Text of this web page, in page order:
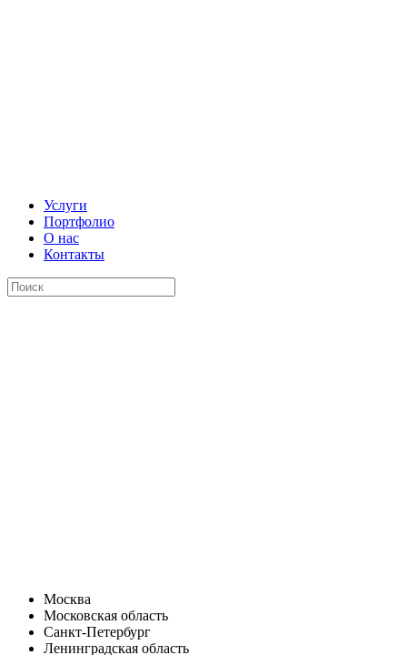
Услуги
Портфолио
О нас
Контакты
Москва
Московская область
Санкт-Петербург
Ленинградская область